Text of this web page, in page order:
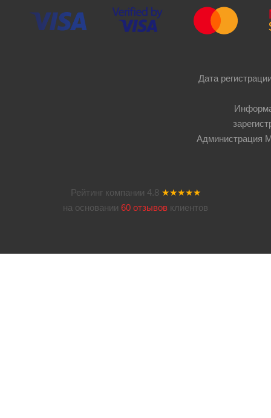
Дата
Администрация
Рейтинг компании 4.8 ★★★★★
на основании 60 отзывов клиентов